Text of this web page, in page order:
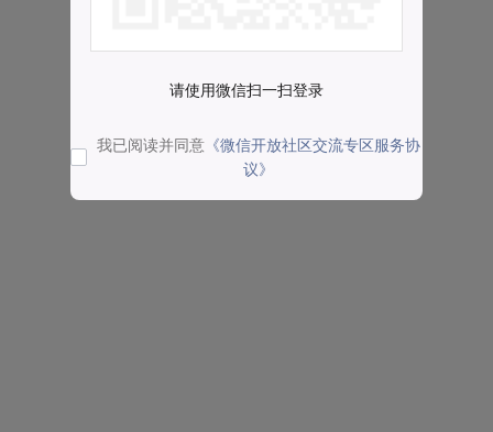
请使用微信扫一扫登录
我已阅读并同意 《微信开放社区交流专区服务协
议》